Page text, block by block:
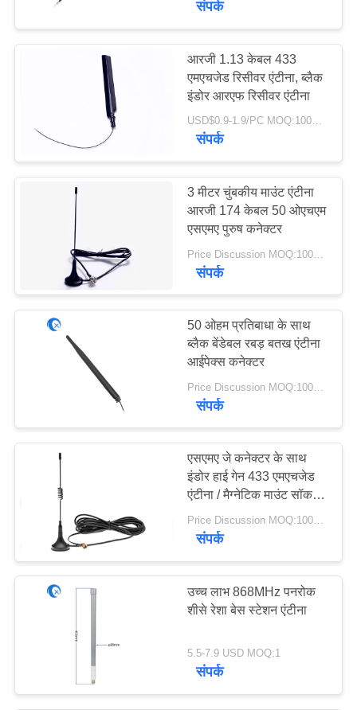
संपर्क
आरजी 1.13 केबल 433
एमएचजेड रिसीवर एंटीना, ब्लैक
इंडोर आरएफ रिसीवर एंटीना
USD$0.9-1.9/PC MOQ:100PCS
संपर्क
3 मीटर चुंबकीय माउंट एंटीना
आरजी 174 केबल 50 ओएचएम
एसएमए पुरुष कनेक्टर
संपर्क
50 ओहम प्रतिबाधा के साथ
ब्लैक बेंडेबल रबड़ बतख एंटीना
आईपेक्स कनेक्टर
Price Discussion MOQ:100PCS
संपर्क
एसएमए जे कनेक्टर के साथ
इंडोर हाई गेन 433 एमएचजेड
एंटीना / मैग्नेटिक माउंट सॉकर
एंटीना
Price Discussion MOQ:100PCS
संपर्क
उच्च लाभ 868MHz पनरोक
शीसे रेशा बेस स्टेशन एंटीना
5.5-7.9 USD MOQ:1
संपर्क